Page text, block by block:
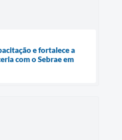
e fortalece a
com o Sebrae em